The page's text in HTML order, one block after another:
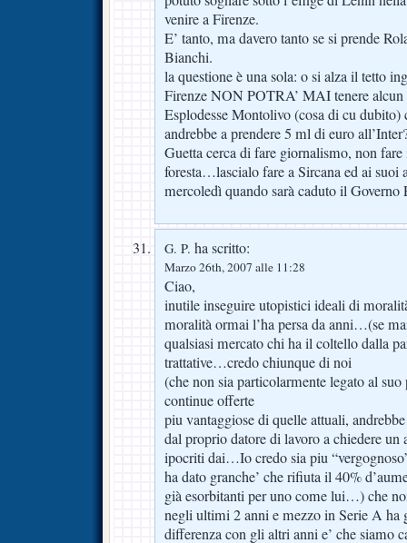
venire a Firenze.
E’ tanto, ma davero tanto se si prende
Bianchi.
la questione è una sola: o si alza il tetto
Firenze NON POTRA’ MAI tenere alcun
Esplodesse Montolivo (cosa di cu dubito)
andrebbe a prendere 5 ml di euro
Guetta cerca di fare giornalismo, non
foresta…lascialo fare a Sircana ed ai
mercoledì quando sarà caduto il Governo
G. P. ha scritto:
Marzo 26th, 2007 alle 11:28
Ciao,
inutile inseguire utopistici ideali di
moralità ormai l’ha persa da anni…(se
qualsiasi mercato chi ha il coltello dalla
trattative…credo chiunque di noi
(che non sia particolarmente legato al
continue offerte
piu vantaggiose di quelle attuali, andrebbe
dal proprio datore di lavoro a chiedere
ipocriti dai…Io credo sia piu
ha dato granche’ che rifiuta il 40%
già esorbitanti per uno come lui…) che
negli ultimi 2 anni e mezzo in Serie A ha
differenza con gli altri anni e’ che siamo